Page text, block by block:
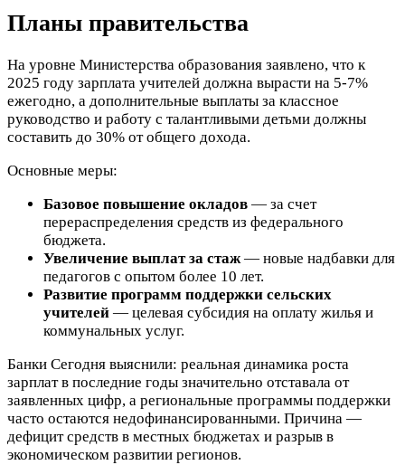
Планы правительства
На уровне Министерства образования заявлено, что к
2025 году зарплата учителей должна вырасти на 5-7%
ежегодно, а дополнительные выплаты за классное
руководство и работу с талантливыми детьми должны
составить до 30% от общего дохода.
Основные меры:
Базовое повышение окладов — за счет
перераспределения средств из федерального
бюджета.
Увеличение выплат за стаж— новые надбавки для
педагогов с опытом более 10 лет.
Развитие программ поддержки сельских
учителей — целевая субсидия на оплату жилья и
коммунальных услуг.
Банки Сегодня выяснили: реальная динамика роста
зарплат в последние годы значительно отставала от
заявленных цифр, а региональные программы поддержки
часто остаются недофинансированными. Причина —
дефицит средств в местных бюджетах и разрыв в
экономическом развитии регионов.